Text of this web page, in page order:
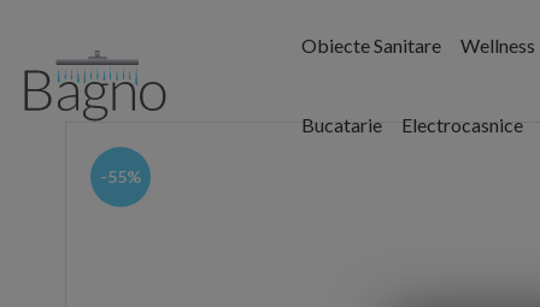
Obiecte Sanitare Wellness
Bucatarie Electrocasnice
-55%